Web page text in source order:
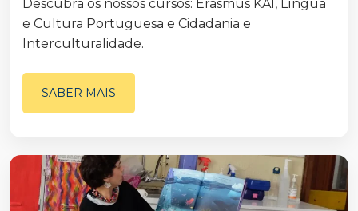
Descubra os nossos cursos: Erasmus KA1, Língua
e Cultura Portuguesa e Cidadania e
Interculturalidade.
SABER MAIS